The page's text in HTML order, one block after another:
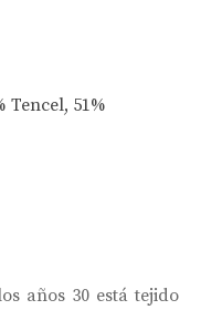
Tencel, 51%
años 30 está tejido